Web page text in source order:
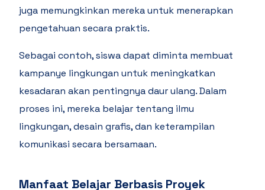
juga memungkinkan mereka untuk menerapkan
pengetahuan secara praktis.
Sebagai contoh, siswa dapat diminta membuat
kampanye lingkungan untuk meningkatkan
kesadaran akan pentingnya daur ulang. Dalam
proses ini, mereka belajar tentang ilmu
lingkungan, desain grafis, dan keterampilan
komunikasi secara bersamaan.
Manfaat Belajar Berbasis Proyek